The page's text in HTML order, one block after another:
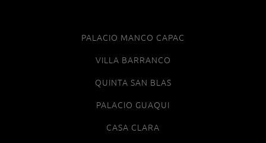
PALACIO MANCO CAPAC
VILLA BARRANCO
QUINTA SAN BLAS
PALACIO GUAQUI
CASA CLARA